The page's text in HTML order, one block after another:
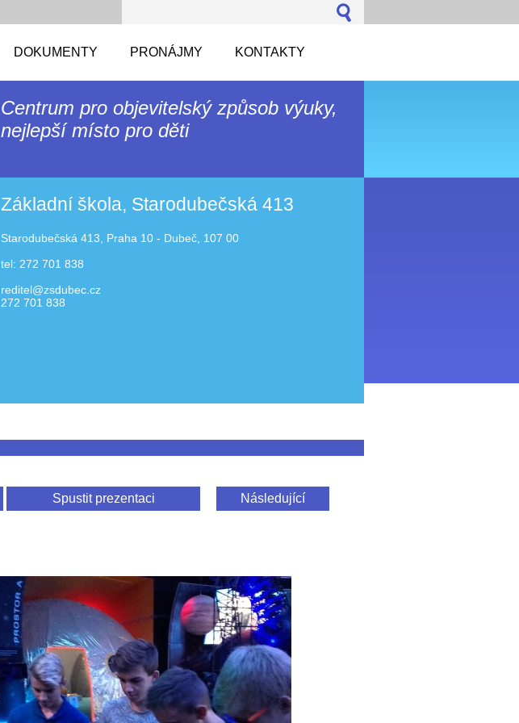
DOKUMENTY PRONÁJMY KONTAKTY
Centrum pro objevitelský způsob výuky,
nejlepší místo pro děti
Základní škola, Starodubečská 413
Starodubečská 413, Praha 10 - Dubeč, 107 00
tel: 272 701 838
reditel@zsdubec.cz
272 701 838
Spustit prezentaci Následující